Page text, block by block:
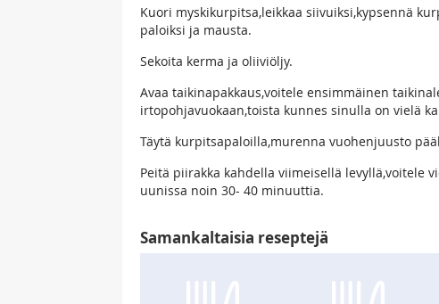
Kuori myskikurpitsa,leikkaa siivuiksi,kypsennä
paloiksi ja mausta.
Sekoita kerma ja oliiviöljy.
Avaa taikinapakkaus,voitele ensimmäinen
irtopohjavuokaan,toista kunnes sinulla on vielä
Täytä kurpitsapaloilla,murenna vuohenjuusto
Peitä piirakka kahdella viimeisellä levyllä,voitele
uunissa noin 30- 40 minuuttia.
Samankaltaisia reseptejä